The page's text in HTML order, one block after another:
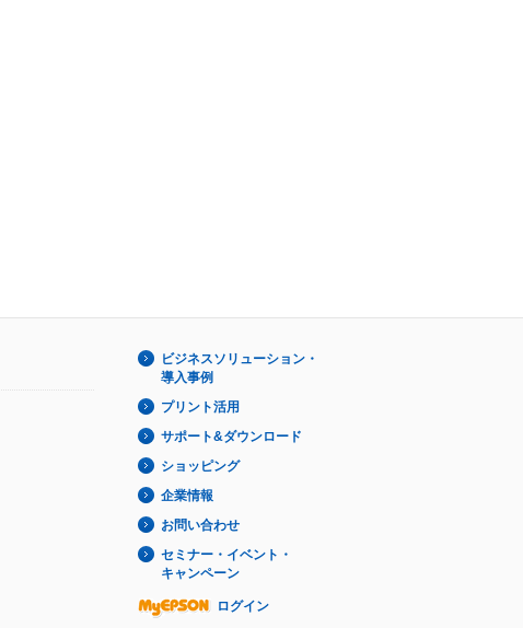
ビジネスソリューション・
導入事例
プリント活用
サポート&ダウンロード
ショッピング
企業情報
お問い合わせ
セミナー・イベント・
キャンペーン
ログイン